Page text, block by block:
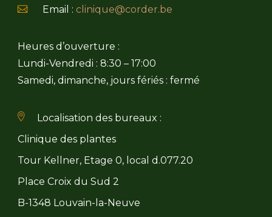
Email : clinique@corder.be
Heures d’ouverture :
Lundi-Vendredi : 8:30 – 17:00
Samedi, dimanche, jours fériés : fermé
Localisation des bureaux :
Clinique des plantes
Tour Kellner, Etage 0, local d.077.20
Place Croix du Sud 2
B-1348 Louvain-la-Neuve